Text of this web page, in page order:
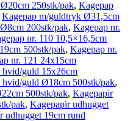
250stk/pak, Kagepap
Kagepap m/guldtryk Ø31,5cm
200stk/pak, Kagepap nr.
nr. 110 10,5×16,5cm
500stk/pak, Kagepap nr.
nr. 121 24x15cm
hvid/guld 15x26cm
hvid/guld Ø18cm 500stk/pak,
500stk/pak, Kagepapir
pak, Kagepapir udhugget
udhugget 19cm rund